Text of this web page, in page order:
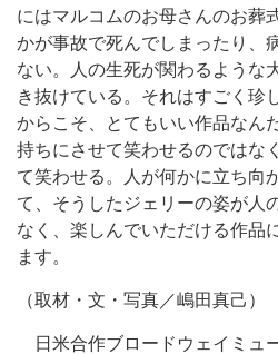
にはマルコムのお母さんのお葬
かが事故で死んでしまったり、
ない。人の生死が関わるような
き抜けている。それはすごく珍
からこそ、とてもいい作品なん
持ちにさせて笑わせるのではな
て笑わせる。人が何かに立ち向
て、そうしたジェリーの姿が人
なく、楽しんでいただける作品
ます。
（取材・文・写真／嶋田真己）
日米合作ブロードウェイミュ